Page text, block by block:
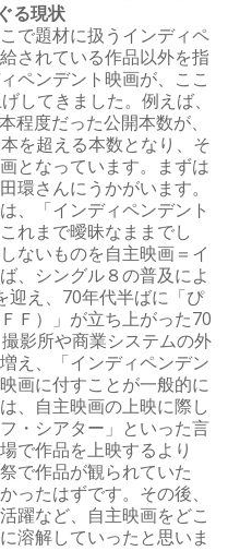
る現状
こで題材に扱うインディペ
されている作品以外を指
ペンデント映画が、ここ
してきました。例えば、
程度だった公開本数が、
を超える本数となり、そ
となっています。まずは
環さんにうかがいます。
、「インディペンデント
れまで曖昧なままでし
ないものを自主映画＝イ
、シングル８の普及によ
迎え、70年代半ばに「ぴ
Ｆ）」が立ち上がった70
影所や商業システムの外
え、「インディペンデン
画に付すことが一般的に
、自主映画の上映に際し
・シアター」といった言
で作品を上映するより
で作品が観られていた
ったはずです。その後、
躍など、自主映画をどこ
溶解していったと思いま